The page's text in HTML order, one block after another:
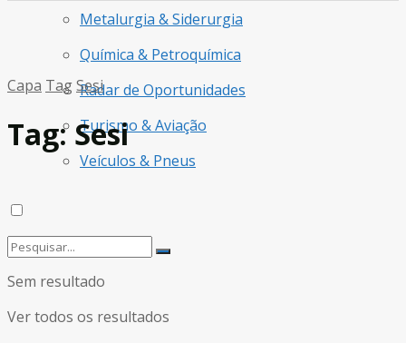
Metalurgia & Siderurgia
Química & Petroquímica
Radar de Oportunidades
Turismo & Aviação
Veículos & Pneus
Sem resultado
Ver todos os resultados
Capa TagSesi
Tag:Sesi